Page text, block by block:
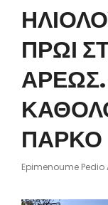
ΠΡΩΙ
ΠΑΡΚΟ
Epimenoume Pedio